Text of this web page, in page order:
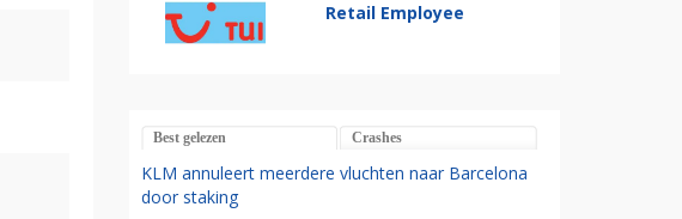
Retail Employee
Best gelezen Crashes
KLM annuleert meerdere vluchten naar Barcelona
door staking